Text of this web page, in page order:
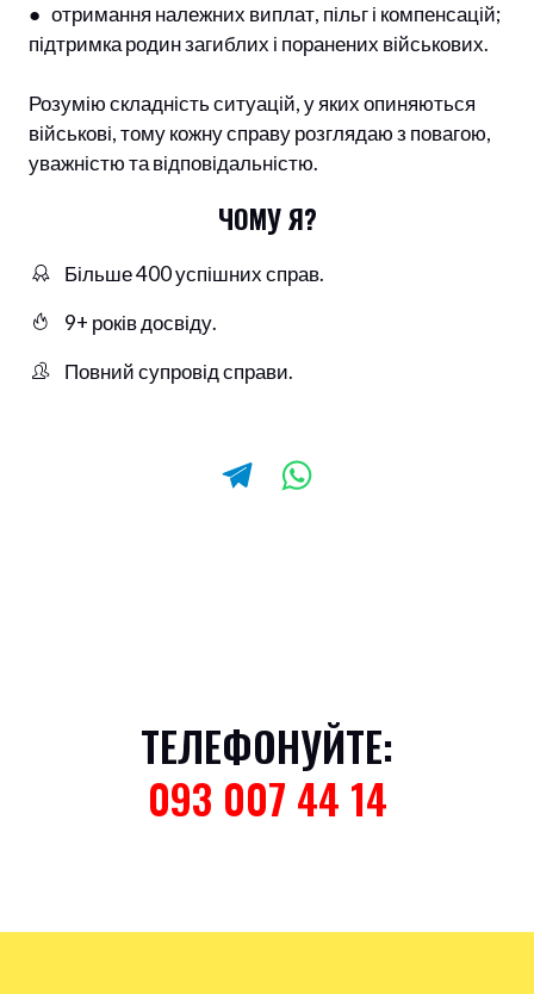
● отримання належних виплат, пільг і компенсацій;
підтримка родин загиблих і поранених військових.
Розумію складність ситуацій, у яких опиняються
військові, тому кожну справу розглядаю з повагою,
уважністю та відповідальністю.
ЧОМУ Я?
Більше 400 успішних справ.
9+ років досвіду.
Повний супровід справи.
ТЕЛЕФОНУЙТЕ:
093 007 44 14